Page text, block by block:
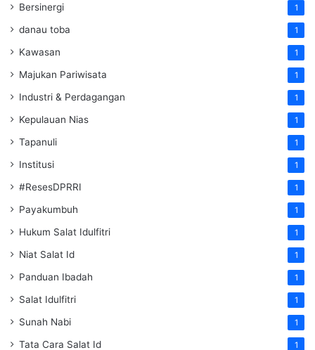
Bersinergi 1
danau toba 1
Kawasan 1
Majukan Pariwisata 1
Industri & Perdagangan 1
Kepulauan Nias 1
Tapanuli 1
Institusi 1
#ResesDPRRI 1
Payakumbuh 1
Hukum Salat Idulfitri 1
Niat Salat Id 1
Panduan Ibadah 1
Salat Idulfitri 1
Sunah Nabi 1
Tata Cara Salat Id 1